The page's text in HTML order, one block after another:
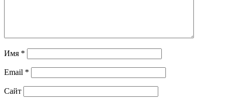
Имя *
Email *
Сайт